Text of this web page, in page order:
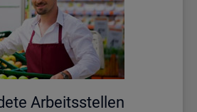
Ar­beits­stel­len